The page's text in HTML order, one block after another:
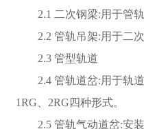
2.1 二次钢梁:用于管
2.2 管轨吊架:用于二
2.3 管型轨道
2.4 管轨道岔:用于轨
1RG、2RG四种形式。
2.5 管轨气动道岔:安